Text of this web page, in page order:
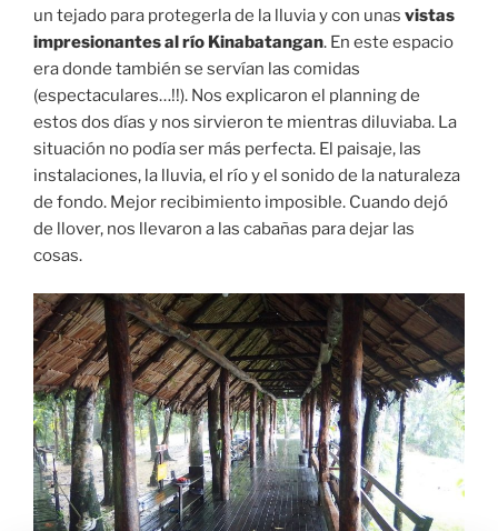
un tejado para protegerla de la lluvia y con unas vistas
impresionantes al río Kinabatangan. En este espacio
era donde también se servían las comidas
(espectaculares…!!). Nos explicaron el planning de
estos dos días y nos sirvieron te mientras diluviaba. La
situación no podía ser más perfecta. El paisaje, las
instalaciones, la lluvia, el río y el sonido de la naturaleza
de fondo. Mejor recibimiento imposible. Cuando dejó
de llover, nos llevaron a las cabañas para dejar las
cosas.